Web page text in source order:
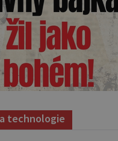
technologie